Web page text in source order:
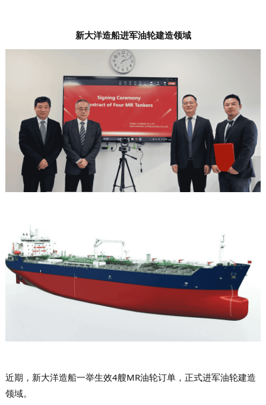
新大洋造船进军油轮建造领域
近期，新大洋造船一举生效4艘MR油轮订单，正式进军油轮建造
领域。